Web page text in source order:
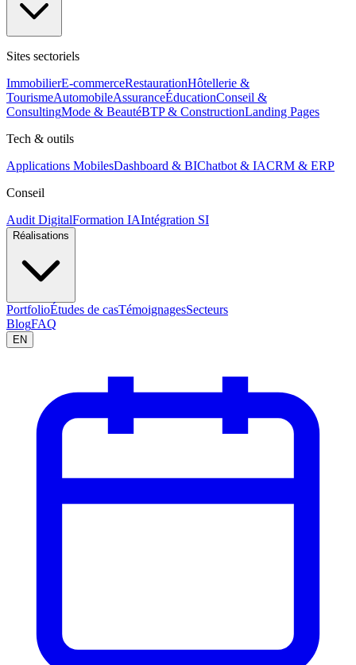
Sites sectoriels
ImmobilierE-commerceRestaurationHôtellerie &
TourismeAutomobileAssuranceÉducationConseil &
ConsultingMode & BeautéBTP & ConstructionLanding Pages
Tech & outils
Applications MobilesDashboard & BIChatbot & IACRM & ERP
Conseil
Audit DigitalFormation IAIntégration SI
Réalisations
PortfolioÉtudes de casTémoignagesSecteurs
BlogFAQ
EN